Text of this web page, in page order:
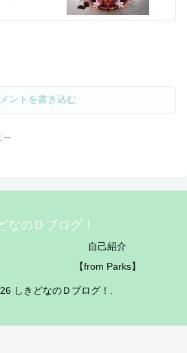
ントを書き込む
ー
なのＤブログ！
自己紹介
【from Parks】
しきどなのＤブログ！.